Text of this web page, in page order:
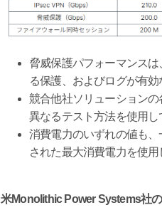
脅威保護パフォーマンス
る保護、およびログが有効
競合他社ソリューション
異なるテスト方法を使用し
消費電力のいずれの値も
された最大消費電力を使用
米Monolithic Power Systems社